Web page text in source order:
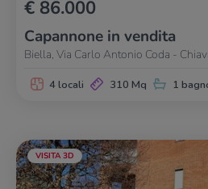
€ 86.000
Capannone in vendita
Biella, Via Carlo Antonio Coda -
4 locali 310 Mq 1
VISITA 3D